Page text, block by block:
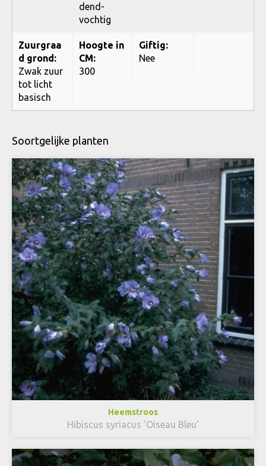
dend-
vochtig
Zuurgraa
d grond:
Zwak zuur
tot licht
basisch
Hoogte in
CM:
300
Giftig:
Nee
Soortgelijke planten
Heemstroos
Hibiscus syriacus 'Oiseau Bleu'